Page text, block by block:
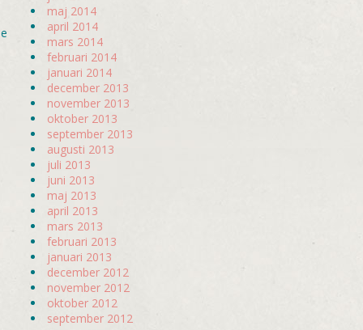
maj 2014
april 2014
mars 2014
februari 2014
januari 2014
december 2013
november 2013
oktober 2013
september 2013
augusti 2013
juli 2013
juni 2013
maj 2013
april 2013
mars 2013
februari 2013
januari 2013
december 2012
november 2012
oktober 2012
september 2012